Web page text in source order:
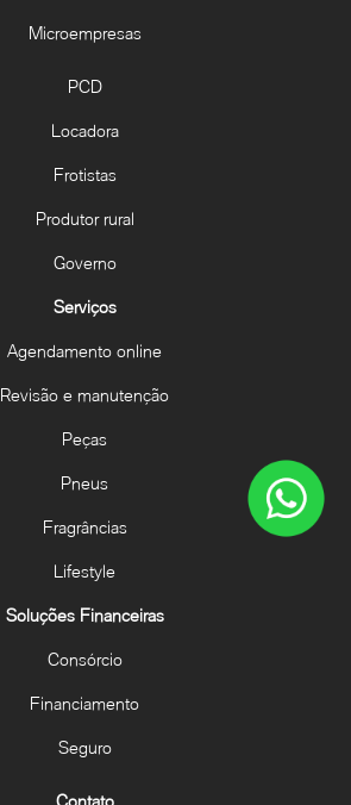
Microempresas
PCD
Locadora
Frotistas
Produtor rural
Governo
Serviços
Agendamento online
Revisão e manutenção
Peças
Pneus
Fragrâncias
Lifestyle
Soluções Financeiras
Consórcio
Financiamento
Seguro
Contato